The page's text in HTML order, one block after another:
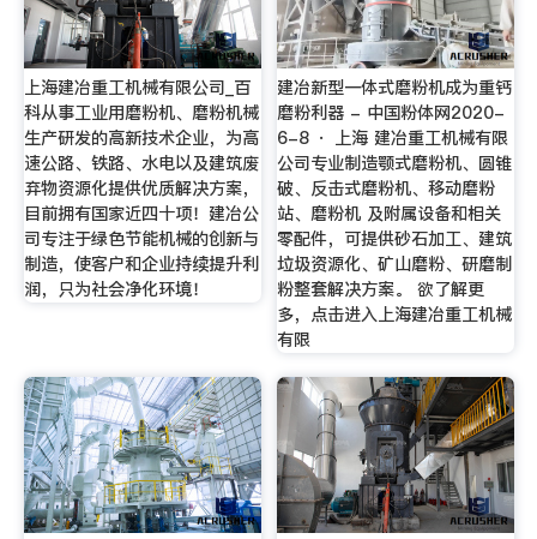
上海建冶重工机械有限公司_百
科从事工业用磨粉机、磨粉机械
生产研发的高新技术企业，为高
速公路、铁路、水电以及建筑废
弃物资源化提供优质解决方案，
目前拥有国家近四十项！建冶公
司专注于绿色节能机械的创新与
制造，使客户和企业持续提升利
润，只为社会净化环境！
建冶新型一体式磨粉机成为重钙
磨粉利器 - 中国粉体网2020-
6-8 · 上海 建冶重工机械有限
公司专业制造颚式磨粉机、圆锥
破、反击式磨粉机、移动磨粉
站、磨粉机 及附属设备和相关
零配件，可提供砂石加工、建筑
垃圾资源化、矿山磨粉、研磨制
粉整套解决方案。 欲了解更
多，点击进入上海建冶重工机械
有限